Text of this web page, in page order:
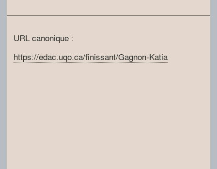
URL canonique :
https://edac.uqo.ca/finissant/Gagnon-Katia